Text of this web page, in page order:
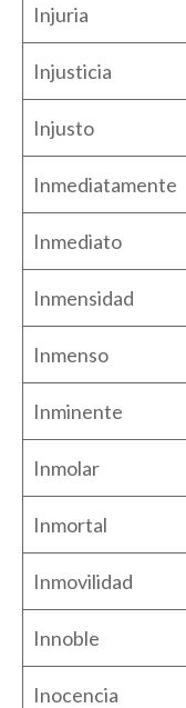
Injuria
Injusticia
Injusto
Inmediatamente
Inmediato
Inmensidad
Inmenso
Inminente
Inmolar
Inmortal
Inmovilidad
Innoble
Inocencia